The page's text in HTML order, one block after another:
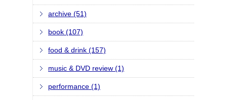
archive (51)
book (107)
food & drink (157)
music & DVD review (1)
performance (1)